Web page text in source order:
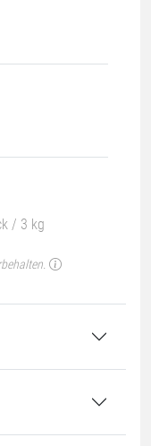
/ 3 kg